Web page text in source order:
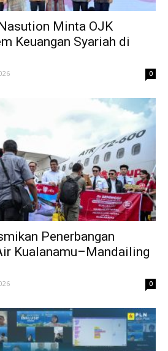
Minta OJK
Keuangan Syariah di
0
Penerbangan
Kualanamu–Mandailing
0